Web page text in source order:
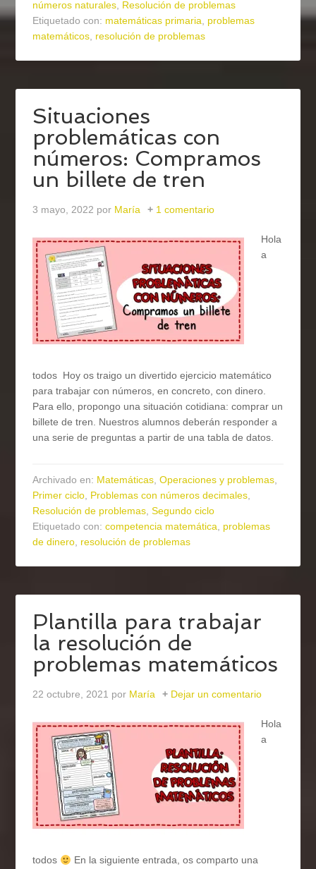
números naturales, Resolución de problemas
Etiquetado con: matemáticas primaria, problemas
matemáticos, resolución de problemas
Situaciones
problemáticas con
números: Compramos
un billete de tren
3 mayo, 2022 por María 1 comentario
Hola
a
todos Hoy os traigo un divertido ejercicio matemático
para trabajar con números, en concreto, con dinero.
Para ello, propongo una situación cotidiana: comprar un
billete de tren. Nuestros alumnos deberán responder a
una serie de preguntas a partir de una tabla de datos.
Archivado en: Matemáticas,Operaciones y problemas,
Primer ciclo, Problemas con números decimales,
Resolución de problemas,Segundo ciclo
Etiquetado con:competencia matemática, problemas
de dinero, resolución de problemas
Plantilla para trabajar
la resolución de
problemas matemáticos
22 octubre, 2021 por María Dejar un comentario
Hola
a
todos
En la siguiente entrada, os comparto una